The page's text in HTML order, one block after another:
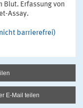
Blut. Erfassung von
Assay.
barrierefrei)
E-Mail teilen